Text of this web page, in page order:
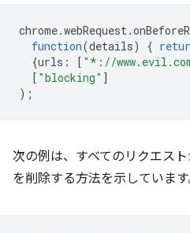
chrome.webRequest.
function(details) {
{urls : [ "*://
[ "blocking" ]
);
次の例は、すべてのリクエス
を削除する方法を示しています